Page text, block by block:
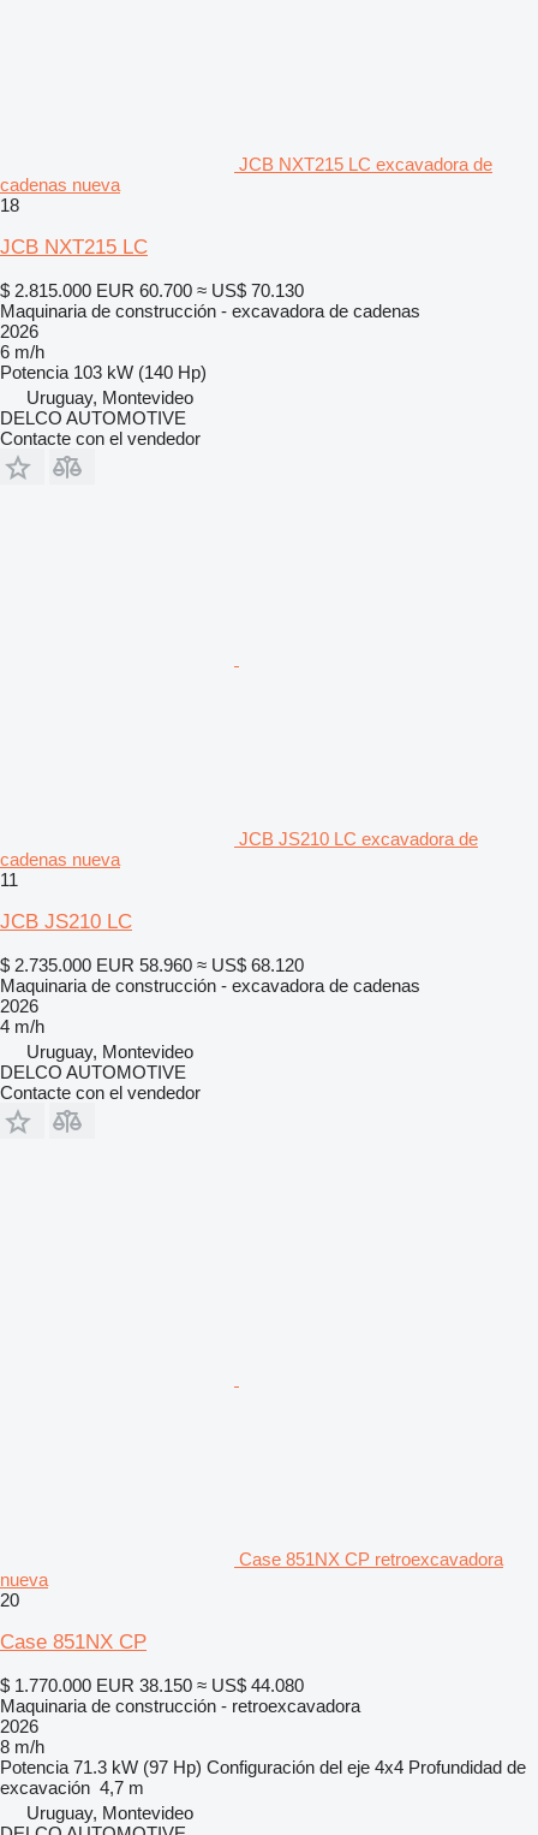
JCB NXT215 LC excavadora de
cadenas nueva
18
JCB NXT215 LC
$ 2.815.000 EUR 60.700 ≈ US$ 70.130
Maquinaria de construcción - excavadora de cadenas
2026
6 m/h
Potencia 103 kW (140 Hp)
Uruguay, Montevideo
DELCO AUTOMOTIVE
Contacte con el vendedor
JCB JS210 LC excavadora de
cadenas nueva
11
JCB JS210 LC
$ 2.735.000 EUR 58.960 ≈ US$ 68.120
Maquinaria de construcción - excavadora de cadenas
2026
4 m/h
Uruguay, Montevideo
DELCO AUTOMOTIVE
Contacte con el vendedor
Case 851NX CP retroexcavadora
nueva
20
Case 851NX CP
$ 1.770.000 EUR 38.150 ≈ US$ 44.080
Maquinaria de construcción - retroexcavadora
2026
8 m/h
Potencia 71.3 kW (97 Hp) Configuración del eje 4x4 Profundidad de
excavación 4,7 m
Uruguay, Montevideo